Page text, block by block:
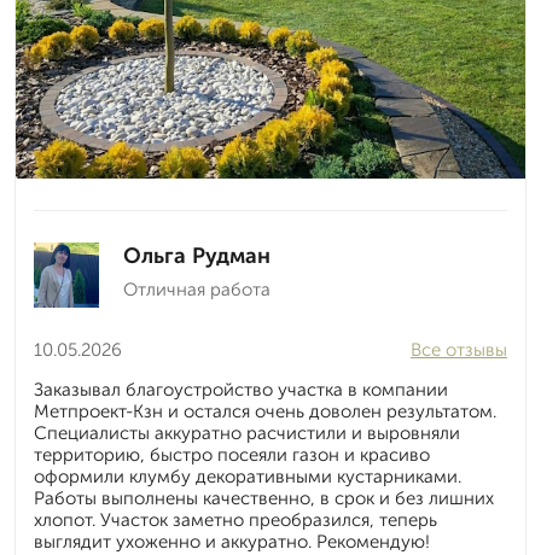
Ольга Рудман
Отличная работа
10.05.2026
Все отзывы
Заказывал благоустройство участка в компании
Метпроект-Кзн и остался очень доволен результатом.
Специалисты аккуратно расчистили и выровняли
территорию, быстро посеяли газон и красиво
оформили клумбу декоративными кустарниками.
Работы выполнены качественно, в срок и без лишних
хлопот. Участок заметно преобразился, теперь
выглядит ухоженно и аккуратно. Рекомендую!